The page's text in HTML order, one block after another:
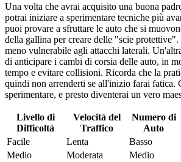
Una volta che avrai acquisito una buona
potrai iniziare a sperimentare tecniche più
puoi provare a sfruttare le auto che si
della gallina per creare delle "scie protettive".
meno vulnerabile agli attacchi laterali.
di anticipare i cambi di corsia delle auto, in
tempo e evitare collisioni. Ricorda che la
quindi non arrenderti se all'inizio farai fatica.
sperimentare, e presto diventerai un vero
Livello di
Difficoltà
Velocità del
Traffico
Numero di
Auto
Facile
Lenta Basso
Medio
Moderata Medio